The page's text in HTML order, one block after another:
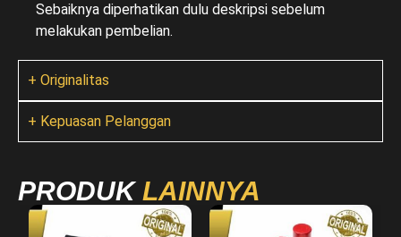
Sebaiknya diperhatikan dulu deskripsi sebelum
melakukan pembelian.
+ Originalitas
+ Kepuasan Pelanggan
PRODUK LAINNYA